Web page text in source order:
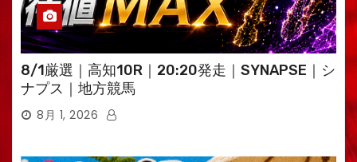
8/1厳選｜高知10R｜20:20発走｜SYNAPSE｜シ
ナプス｜地方競馬
8月 1, 2026